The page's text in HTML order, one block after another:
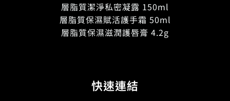
層脂質潔淨私密凝露 150ml
層脂質保濕賦活護手霜 50ml
層脂質保濕滋潤護唇膏 4.2g
快速連結